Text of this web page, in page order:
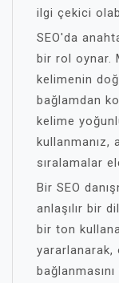
ilgi çekici
SEO'da
bir rol oynar.
kelimenin
bağlamdan
kelime
kullanmanız,
sıralamalar
Bir SEO
anlaşılır bir
bir ton
yararlanarak,